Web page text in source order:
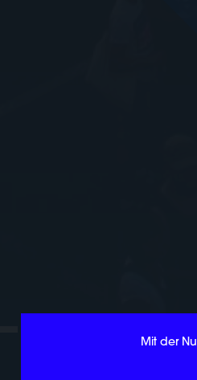
Mit der